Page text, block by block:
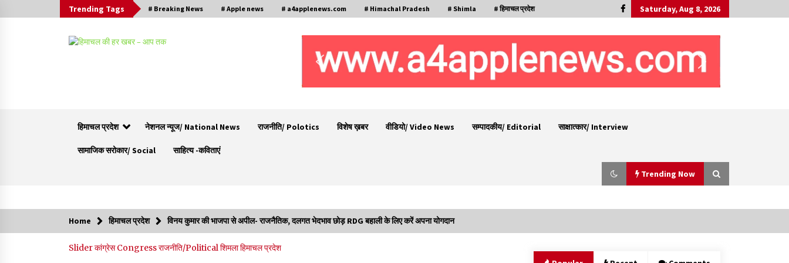
Trending Tags # Breaking News # Apple news # a4applenews.com # Himachal Pradesh # Shimla # हिमाचल प्रदेश Saturday, Aug 8, 2026
हिमाचल प्रदेश नेशनल न्यूज/ National News राजनीति/ Polotics विशेष ख़बर वीडियो/ Video News सम्पादकीय/ Editorial साक्षात्कार/ Interview
सामाजिक सरोकार/ Social साहित्य -कविताएं
Trending Now
उपकरणों पर डे रही 70 से 90% तक सब्सिडी
Home हिमाचल प्रदेश विनय कुमार की भाजपा से अपील- राजनैतिक, दलगत भेदभाव छोड़ RDG बहाली के लिए करें अपना योगदान
Sliderकांग्रेस Congressराजनीति/Politicalशिमलाहिमाचल प्रदेश